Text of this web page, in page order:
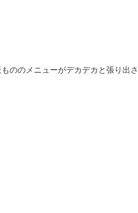
ののメニューがデカデカと張り出さ